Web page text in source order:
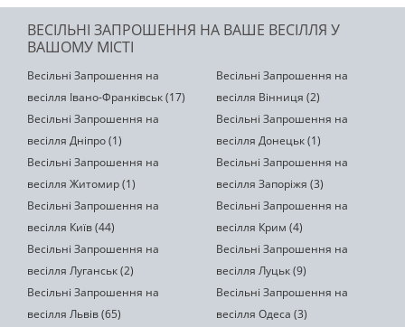
ВЕСІЛЬНІ ЗАПРОШЕННЯ НА ВАШЕ ВЕСІЛЛЯ У
ВАШОМУ МІСТІ
Весільні Запрошення на
весілля Івано-Франківськ (17)
Весільні Запрошення на
весілля Вінниця (2)
Весільні Запрошення на
весілля Дніпро (1)
Весільні Запрошення на
весілля Донецьк (1)
Весільні Запрошення на
весілля Житомир (1)
Весільні Запрошення на
весілля Запоріжя (3)
Весільні Запрошення на
весілля Київ (44)
Весільні Запрошення на
весілля Крим (4)
Весільні Запрошення на
весілля Луганськ (2)
Весільні Запрошення на
весілля Луцьк (9)
Весільні Запрошення на
весілля Львів (65)
Весільні Запрошення на
весілля Одеса (3)